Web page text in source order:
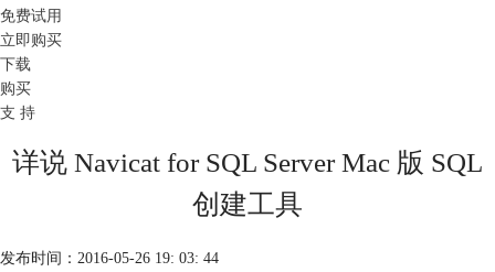
免费试用
立即购买
下载
购买
支 持
详说 Navicat for SQL Server Mac 版 SQL
创建工具
发布时间：2016-05-26 19: 03: 44